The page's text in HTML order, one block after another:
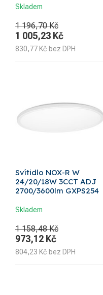
Skladem
1 196,70 Kč
1 005,23 Kč
830,77 Kč bez DPH
Svítidlo NOX-R W
24/20/18W 3CCT ADJ
2700/3600lm GXPS254
Skladem
1 158,48 Kč
973,12 Kč
804,23 Kč bez DPH